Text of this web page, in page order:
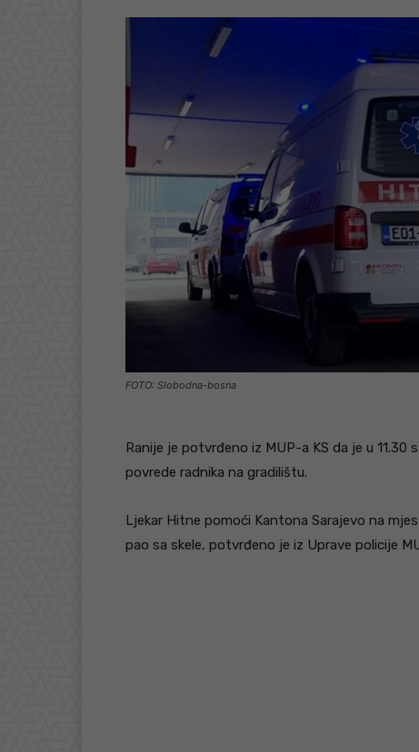
FOTO: Slobodna-bosna
Ranije je potvrđeno iz MUP-a KS da je u
povrede radnika na gradilištu.
Ljekar Hitne pomoći Kantona Sarajevo na
pao sa skele, potvrđeno je iz Uprave policije